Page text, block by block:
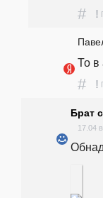
# !
То в
# !
Брат
17.04